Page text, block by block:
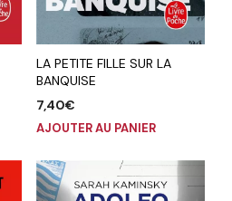
LA PETITE FILLE SUR LA
BANQUISE
7,40€
AJOUTER AU PANIER